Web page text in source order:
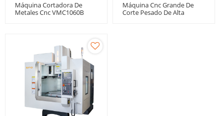
Máquina Cortadora De
Metales Cnc VMC1060B
Máquina Cnc Grande De
Corte Pesado De Alta